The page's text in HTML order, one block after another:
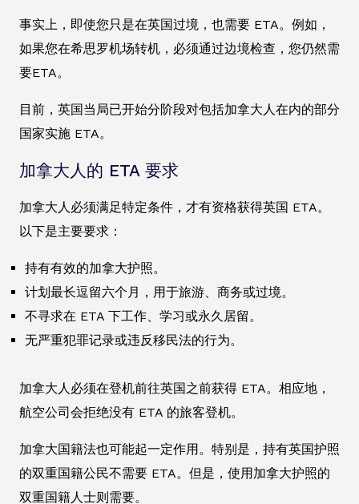
事实上，即使您只是在英国过境，也需要 ETA。例如，
如果您在希思罗机场转机，必须通过边境检查，您仍然需
要ETA。
目前，英国当局已开始分阶段对包括加拿大人在内的部分
国家实施 ETA。
加拿大人的 ETA 要求
加拿大人必须满足特定条件，才有资格获得英国 ETA。
以下是主要要求：
持有有效的加拿大护照。
计划最长逗留六个月，用于旅游、商务或过境。
不寻求在 ETA 下工作、学习或永久居留。
无严重犯罪记录或违反移民法的行为。
加拿大人必须在登机前往英国之前获得 ETA。相应地，
航空公司会拒绝没有 ETA 的旅客登机。
加拿大国籍法也可能起一定作用。特别是，持有英国护照
的双重国籍公民不需要 ETA。但是，使用加拿大护照的
双重国籍人士则需要。